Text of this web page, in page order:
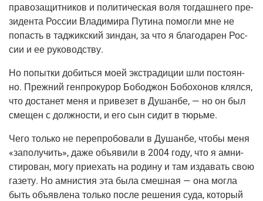
пра­во­за­щит­ни­ков и поли­ти­че­ская воля тогдаш­не­го пре­
зи­ден­та Рос­сии Вла­ди­ми­ра Пути­на помог­ли мне не
попасть в таджик­ский зин­дан, за что я бла­го­да­рен Рос­
сии и ее руководству.
Но попыт­ки добить­ся моей экс­тра­ди­ции шли посто­ян­
но. Преж­ний ген­про­ку­рор Бобод­жон Бобо­хо­нов клял­ся,
что доста­нет меня и при­ве­зет в Душан­бе, — но он был
сме­щен с долж­но­сти, и его сын сидит в тюрьме.
Чего толь­ко не пере­про­бо­ва­ли в Душан­бе, что­бы меня
«запо­лу­чить», даже объ­яви­ли в 2004 году, что я амни­
сти­ро­ван, могу при­е­хать на роди­ну и там изда­вать свою
газе­ту. Но амни­стия эта была смеш­ная — она мог­ла
быть объ­яв­ле­на толь­ко после реше­ния суда, кото­рый